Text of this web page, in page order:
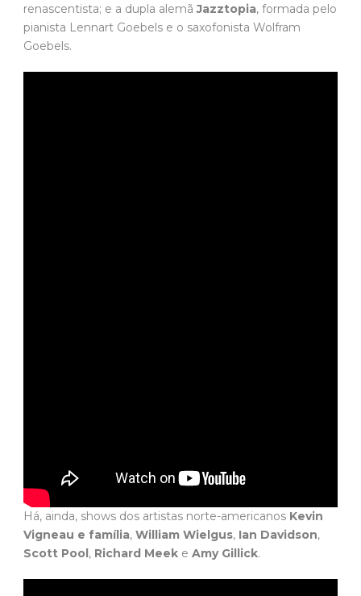
renascentista; e a dupla alemãJazztopia, formada pelo
pianista Lennart Goebels e o saxofonista Wolfram
Goebels.
Há, ainda, shows dos artistas norte-americanos Kevin
Vigneau e família, William Wielgus, Ian Davidson,
Scott Pool, Richard Meek e Amy Gillick.